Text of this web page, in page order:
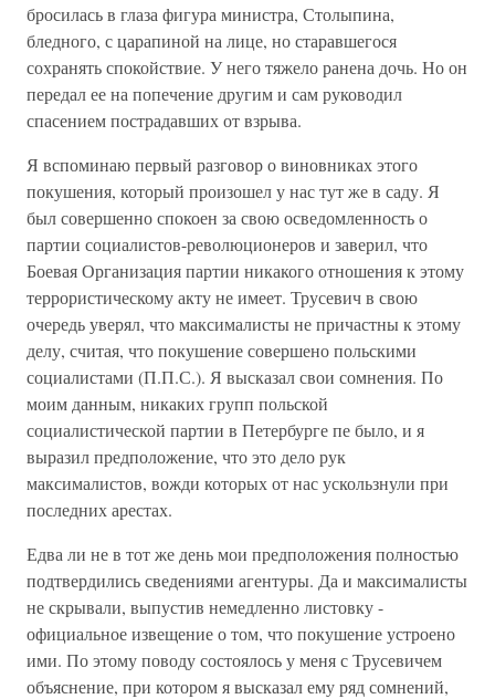
бросилась в глаза фигура министра, Столыпина,
бледного, с царапиной на лице, но старавшегося
сохранять спокойствие. У него тяжело ранена дочь. Но он
передал ее на попечение другим и сам руководил
спасением пострадавших от взрыва.
Я вспоминаю первый разговор о виновниках этого
покушения, который произошел у нас тут же в саду. Я
был совершенно спокоен за свою осведомленность о
партии социалистов-революционеров и заверил, что
Боевая Организация партии никакого отношения к этому
террористическому акту не имеет. Трусевич в свою
очередь уверял, что максималисты не причастны к этому
делу, считая, что покушение совершено польскими
социалистами (П.П.С.). Я высказал свои сомнения. По
моим данным, никаких групп польской
социалистической партии в Петербурге пе было, и я
выразил предположение, что это дело рук
максималистов, вожди которых от нас ускользнули при
последних арестах.
Едва ли не в тот же день мои предположения полностью
подтвердились сведениями агентуры. Да и максималисты
не скрывали, выпустив немедленно листовку -
официальное извещение о том, что покушение устроено
ими. По этому поводу состоялось у меня с Трусевичем
объяснение, при котором я высказал ему ряд сомнений,